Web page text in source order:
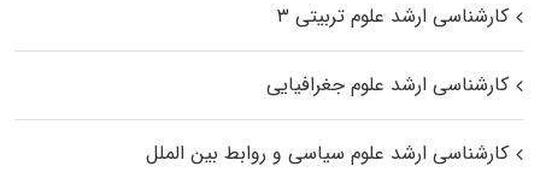
کارشناسی ارشد علوم تربیتی ۳
کارشناسی ارشد علوم جغرافیایی
کارشناسی ارشد علوم سیاسی و روابط بین الملل